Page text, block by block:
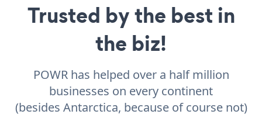
Trusted by the best in
the biz!
POWR has helped over a half million
businesses on every continent
(besides Antarctica, because of course not)